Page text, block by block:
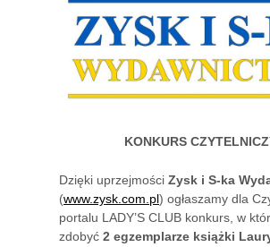
KONKURS
Dzięki uprzejmości Zysk i S-ka
(www.zysk.com.pl) ogłaszamy dla
portalu LADY’S CLUB konkurs, w
zdobyć 2 egzemplarze książki